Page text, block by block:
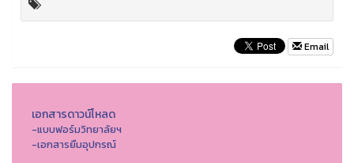
Email
เอกสารดาวน์โหลด
-แบบฟอร์มวิทยาลัยฯ
-เอกสารยืมอุปกรณ์